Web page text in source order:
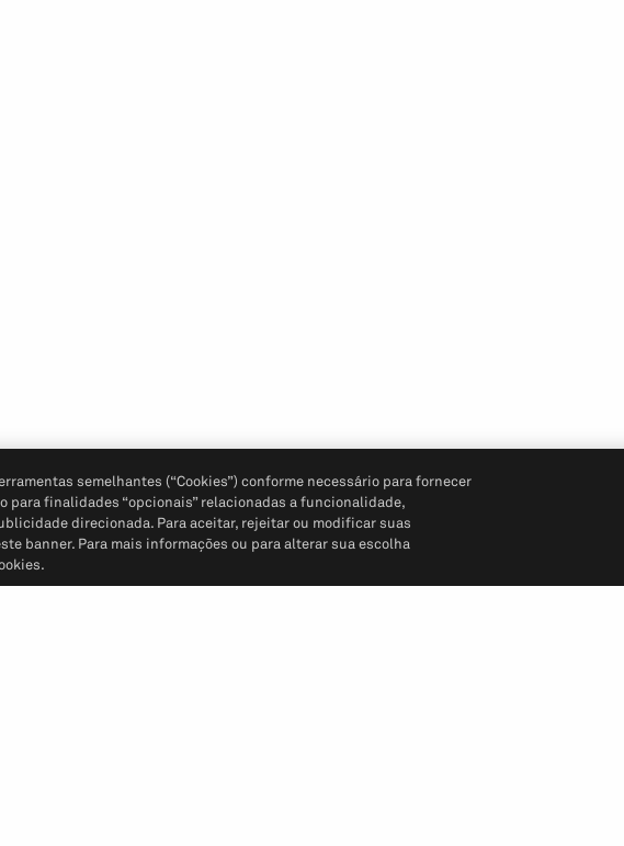
semelhantes (“Cookies”) conforme necessário para fornecer
para finalidades “opcionais” relacionadas a funcionalidade,
direcionada. Para aceitar, rejeitar ou modificar suas
banner. Para mais informações ou para alterar sua escolha